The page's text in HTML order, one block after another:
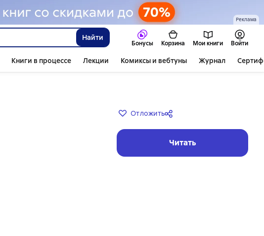
Реклама
Найти
Бонусы Корзина Мои книги Войти
Книги в процессе Лекции Комиксы и вебтуны Журнал
Отложить
Читать